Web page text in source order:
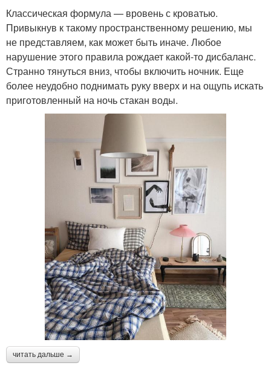
Классическая формула — вровень с кроватью.
Привыкнув к такому пространственному решению, мы
не представляем, как может быть иначе. Любое
нарушение этого правила рождает какой-то дисбаланс.
Странно тянуться вниз, чтобы включить ночник. Еще
более неудобно поднимать руку вверх и на ощупь искать
приготовленный на ночь стакан воды.
читать дальше →